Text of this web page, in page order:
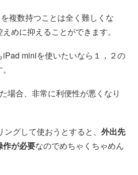
複数持つことは全く難しくな
めに抑えることができます。
miniを使いたいなら１，２の
場合、非常に利便性が悪くなり
グして使おうとすると、 外出先
作が必要なのでめちゃくちゃめん